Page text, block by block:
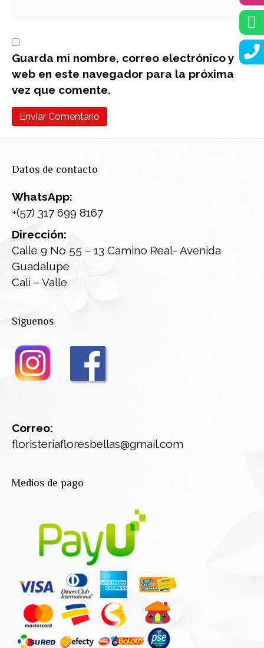
Guarda mi nombre, correo electrónico y
web en este navegador para la próxima
vez que comente.
Datos de contacto
WhatsApp:
+(57) 317 699 8167
Dirección:
Calle 9 No 55 – 13 Camino Real- Avenida
Guadalupe
Cali – Valle
Síguenos
Correo:
floristeriafloresbellas@gmail.com
Medios de pago